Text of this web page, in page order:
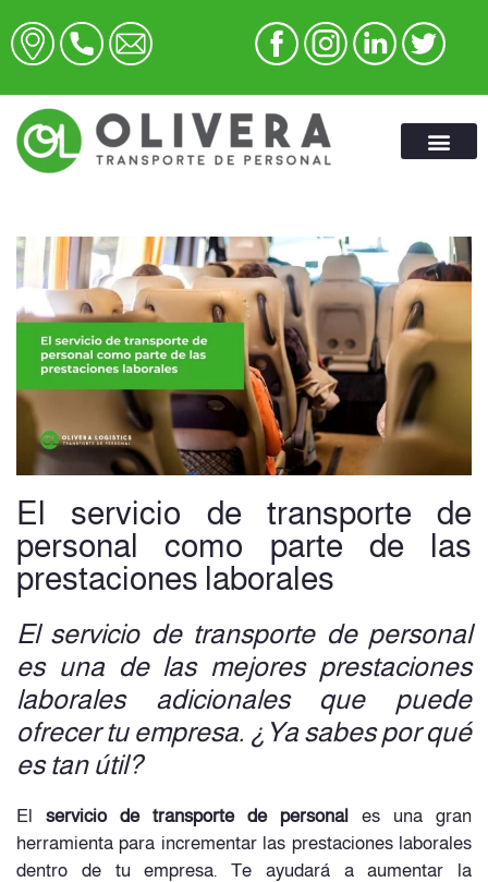
El servicio de transporte de
personal como parte de las
prestaciones laborales
El servicio de transporte de personal
es una de las mejores prestaciones
laborales adicionales que puede
ofrecer tu empresa. ¿Ya sabes por qué
es tan útil?
El servicio de transporte de personal es una gran
herramienta para incrementar las prestaciones laborales
dentro de tu empresa. Te ayudará a aumentar la